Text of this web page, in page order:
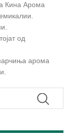
Кина Арома
од
арома